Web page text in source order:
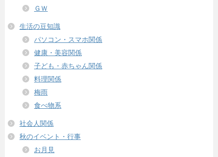
ＧＷ
生活の豆知識
パソコン・スマホ関係
健康・美容関係
子ども・赤ちゃん関係
料理関係
梅雨
食べ物系
社会人関係
秋のイベント・行事
お月見